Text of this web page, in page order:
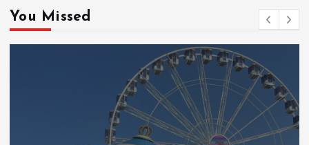
You Missed